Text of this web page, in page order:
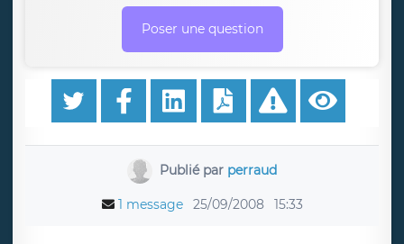
Poser une question
Publié par perraud
1 message 25/09/2008 15:33